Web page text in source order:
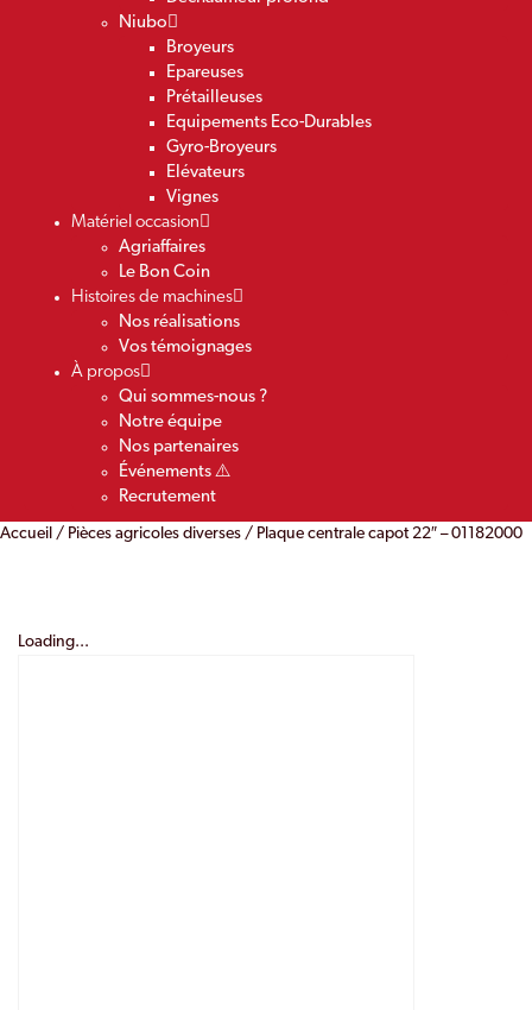
Niubo
Broyeurs
Epareuses
Prétailleuses
Equipements Eco-Durables
Gyro-Broyeurs
Elévateurs
Vignes
Matériel occasion
Agriaffaires
Le Bon Coin
Histoires de machines
Nos réalisations
Vos témoignages
À propos
Qui sommes-nous ?
Notre équipe
Nos partenaires
Événements ⚠️
Recrutement
Accueil / Pièces agricoles diverses / Plaque centrale capot 22″ – 01182000
Loading...